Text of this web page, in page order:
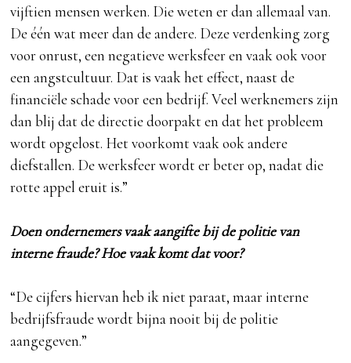
vijftien mensen werken. Die weten er dan allemaal van.
De één wat meer dan de andere. Deze verdenking zorg
voor onrust, een negatieve werksfeer en vaak ook voor
een angstcultuur. Dat is vaak het effect, naast de
financiële schade voor een bedrijf. Veel werknemers zijn
dan blij dat de directie doorpakt en dat het probleem
wordt opgelost. Het voorkomt vaak ook andere
diefstallen. De werksfeer wordt er beter op, nadat die
rotte appel eruit is.”
Doen ondernemers vaak aangifte bij de politie van
interne fraude?Hoe vaak komt dat voor?
“De cijfers hiervan heb ik niet paraat, maar interne
bedrijfsfraude wordt bijna nooit bij de politie
aangegeven.”